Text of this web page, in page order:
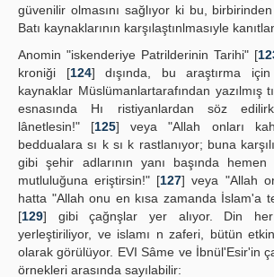
güvenilir olmasını sağlıyor ki bu,
Batı kaynaklarının karşılaştınlmasıyle
Anomin "iskenderiye Patrilderinin Tarihi" [
kroniği [124] dışında, bu araştırma için
kaynaklar Müslümanlartarafından yazılmış
esnasında Hı ristiyanlardan söz
lânetlesin!" [125] veya "Allah onları
beddualara sı k sı k rastlanıyor; buna
gibi şehir adlarının yanı başında
mutluluğuna eriştirsin!" [127] veya "Allah
hatta "Allah onu en kısa zamanda İslam'a
[129] gibi çağnşlar yer alıyor. Din her
yerleştiriliyor, ve islamı n zaferi, bütün
olarak görülüyor. EVI Sâme ve İbnül'Esir'in
örnekleri arasında sayılabilir: